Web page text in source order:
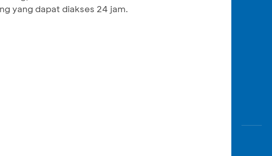
yang dapat diakses 24 jam.